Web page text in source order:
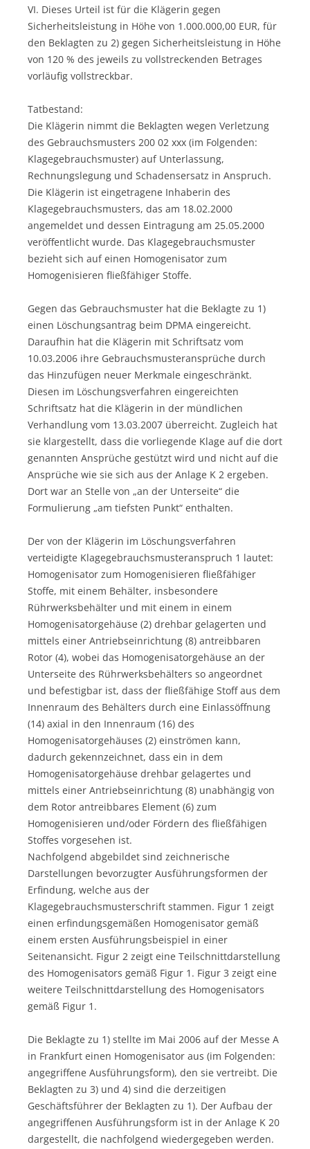
VI. Dieses Urteil ist für die Klägerin gegen
Sicherheitsleistung in Höhe von 1.000.000,00 EUR, für
den Beklagten zu 2) gegen Sicherheitsleistung in Höhe
von 120 % des jeweils zu vollstreckenden Betrages
vorläufig vollstreckbar.
Tatbestand:
Die Klägerin nimmt die Beklagten wegen Verletzung
des Gebrauchsmusters 200 02 xxx (im Folgenden:
Klagegebrauchsmuster) auf Unterlassung,
Rechnungslegung und Schadensersatz in Anspruch.
Die Klägerin ist eingetragene Inhaberin des
Klagegebrauchsmusters, das am 18.02.2000
angemeldet und dessen Eintragung am 25.05.2000
veröffentlicht wurde. Das Klagegebrauchsmuster
bezieht sich auf einen Homogenisator zum
Homogenisieren fließfähiger Stoffe.
Gegen das Gebrauchsmuster hat die Beklagte zu 1)
einen Löschungsantrag beim DPMA eingereicht.
Daraufhin hat die Klägerin mit Schriftsatz vom
10.03.2006 ihre Gebrauchsmusteransprüche durch
das Hinzufügen neuer Merkmale eingeschränkt.
Diesen im Löschungsverfahren eingereichten
Schriftsatz hat die Klägerin in der mündlichen
Verhandlung vom 13.03.2007 überreicht. Zugleich hat
sie klargestellt, dass die vorliegende Klage auf die dort
genannten Ansprüche gestützt wird und nicht auf die
Ansprüche wie sie sich aus der Anlage K 2 ergeben.
Dort war an Stelle von „an der Unterseite“ die
Formulierung „am tiefsten Punkt“ enthalten.
Der von der Klägerin im Löschungsverfahren
verteidigte Klagegebrauchsmusteranspruch 1 lautet:
Homogenisator zum Homogenisieren fließfähiger
Stoffe, mit einem Behälter, insbesondere
Rührwerksbehälter und mit einem in einem
Homogenisatorgehäuse (2) drehbar gelagerten und
mittels einer Antriebseinrichtung (8) antreibbaren
Rotor (4), wobei das Homogenisatorgehäuse an der
Unterseite des Rührwerksbehälters so angeordnet
und befestigbar ist, dass der fließfähige Stoff aus dem
Innenraum des Behälters durch eine Einlassöffnung
(14) axial in den Innenraum (16) des
Homogenisatorgehäuses (2) einströmen kann,
dadurch gekennzeichnet, dass ein in dem
Homogenisatorgehäuse drehbar gelagertes und
mittels einer Antriebseinrichtung (8) unabhängig von
dem Rotor antreibbares Element (6) zum
Homogenisieren und/oder Fördern des fließfähigen
Stoffes vorgesehen ist.
Nachfolgend abgebildet sind zeichnerische
Darstellungen bevorzugter Ausführungsformen der
Erfindung, welche aus der
Klagegebrauchsmusterschrift stammen. Figur 1 zeigt
einen erfindungsgemäßen Homogenisator gemäß
einem ersten Ausführungsbeispiel in einer
Seitenansicht. Figur 2 zeigt eine Teilschnittdarstellung
des Homogenisators gemäß Figur 1. Figur 3 zeigt eine
weitere Teilschnittdarstellung des Homogenisators
gemäß Figur 1.
Die Beklagte zu 1) stellte im Mai 2006 auf der Messe A
in Frankfurt einen Homogenisator aus (im Folgenden:
angegriffene Ausführungsform), den sie vertreibt. Die
Beklagten zu 3) und 4) sind die derzeitigen
Geschäftsführer der Beklagten zu 1). Der Aufbau der
angegriffenen Ausführungsform ist in der Anlage K 20
dargestellt, die nachfolgend wiedergegeben werden.